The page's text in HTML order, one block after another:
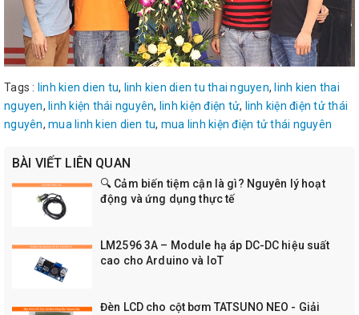
Tags : linh kien dien tu, linh kien dien tu thai nguyen, linh kien thai
nguyen, linh kiện thái nguyên, linh kiện điện tử, linh kiện điện tử thái
nguyên, mua linh kien dien tu, mua linh kiện điện tử thái nguyên
BÀI VIẾT LIÊN QUAN
🔍 Cảm biến tiệm cận là gì? Nguyên lý hoạt
động và ứng dụng thực tế
LM2596 3A – Module hạ áp DC-DC hiệu suất
cao cho Arduino và IoT
Đèn LCD cho cột bơm TATSUNO NEO - Giải